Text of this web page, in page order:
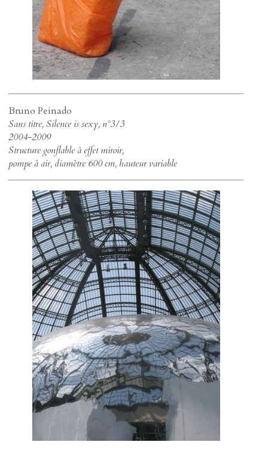
Bruno Peinado
Sans titre, Silence is sexy, n°3/3
2004-2009
Structure gonflable à effet miroir,
pompe à air, diamètre 600 cm, hauteur variable